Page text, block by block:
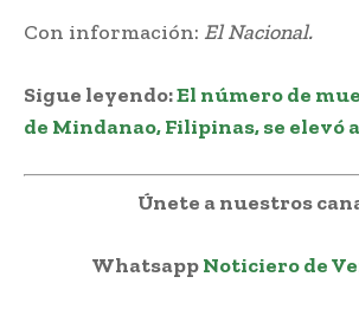
Con información: El Nacional.
Sigue leyendo:El número de
de Mindanao, Filipinas, se elevó
Únete a nuestros
WhatsappNoticiero de